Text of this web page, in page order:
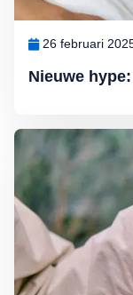
Nieuwe
26 februari
Lees meer over